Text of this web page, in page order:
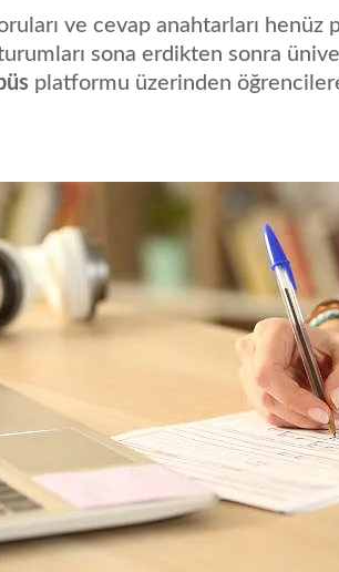
ve cevap anahtarları henüz
sona erdikten sonra
platformu üzerinden